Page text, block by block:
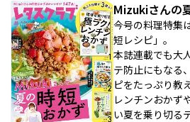
Mizukiさんの
今号の料理特集
短レシピ」。
本誌連載でも大
テ防止にもなる
ピをたっぷり教
レンチンおかず
い夏を乗り切る